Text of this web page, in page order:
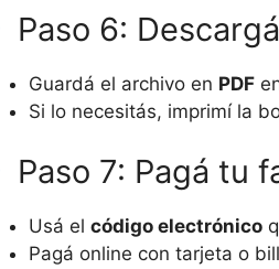
Paso 6:
Guardá el archivo en PDF
Si lo necesitás, imprimí la
Paso 7: Pagá tu
Usá el código electrónico
Pagá online con tarjeta o